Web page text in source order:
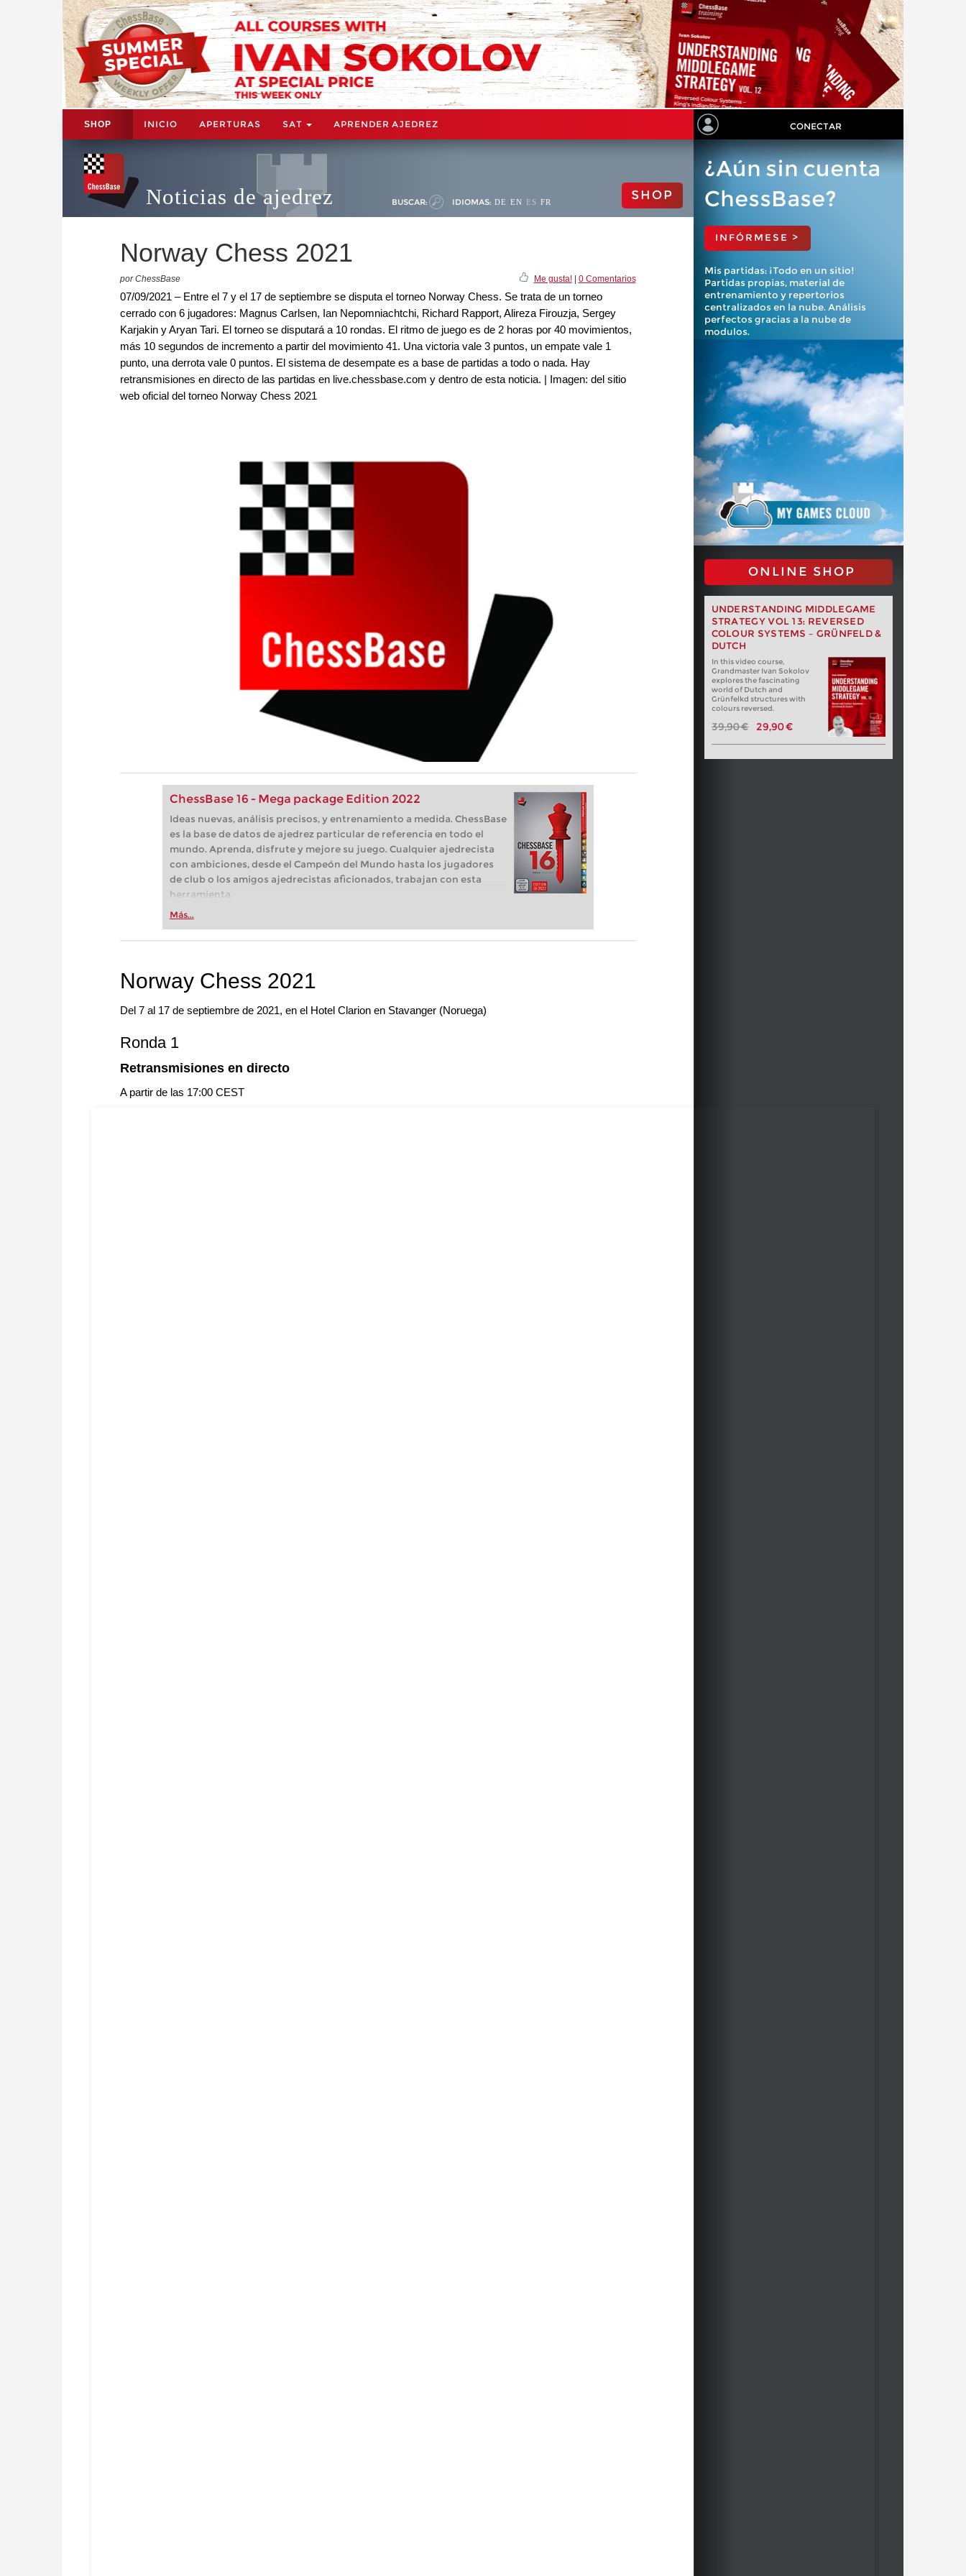
SHOP INICIO APERTURAS SAT APRENDER AJEDREZ CONECTAR
Noticias de ajedrez BUSCAR: IDIOMAS: DE EN ES FR SHOP
Norway Chess 2021
por ChessBase Me gusta!| 0 Comentarios
07/09/2021 – Entre el 7 y el 17 de septiembre se disputa el torneo Norway Chess. Se trata de un torneo
cerrado con 6 jugadores: Magnus Carlsen, Ian Nepomniachtchi, Richard Rapport, Alireza Firouzja, Sergey
Karjakin y Aryan Tari. El torneo se disputará a 10 rondas. El ritmo de juego es de 2 horas por 40 movimientos,
más 10 segundos de incremento a partir del movimiento 41. Una victoria vale 3 puntos, un empate vale 1
punto, una derrota vale 0 puntos. El sistema de desempate es a base de partidas a todo o nada. Hay
retransmisiones en directo de las partidas en live.chessbase.com y dentro de esta noticia. | Imagen: del sitio
web oficial del torneo Norway Chess 2021
ChessBase 16 - Mega package Edition 2022
Ideas nuevas, análisis precisos, y entrenamiento a medida. ChessBase
es la base de datos de ajedrez particular de referencia en todo el
mundo. Aprenda, disfrute y mejore su juego. Cualquier ajedrecista
con ambiciones, desde el Campeón del Mundo hasta los jugadores
de club o los amigos ajedrecistas aficionados, trabajan con esta
herramienta.
Más...
¿Aún sin cuenta
ChessBase?
INFÓRMESE >
Mis partidas: ¡Todo en un sitio!
Partidas propias, material de
entrenamiento y repertorios
centralizados en la nube. Análisis
perfectos gracias a la nube de
modulos.
ONLINE SHOP
UNDERSTANDING MIDDLEGAME
STRATEGY VOL 13: REVERSED
COLOUR SYSTEMS – GRÜNFELD &
DUTCH
In this video course,
Grandmaster Ivan Sokolov
explores the fascinating
world of Dutch and
Grünfelkd structures with
colours reversed.
39,90 € 29,90 €
Norway Chess 2021
Del 7 al 17 de septiembre de 2021, en el Hotel Clarion en Stavanger (Noruega)
Ronda 1
Retransmisiones en directo
A partir de las 17:00 CEST